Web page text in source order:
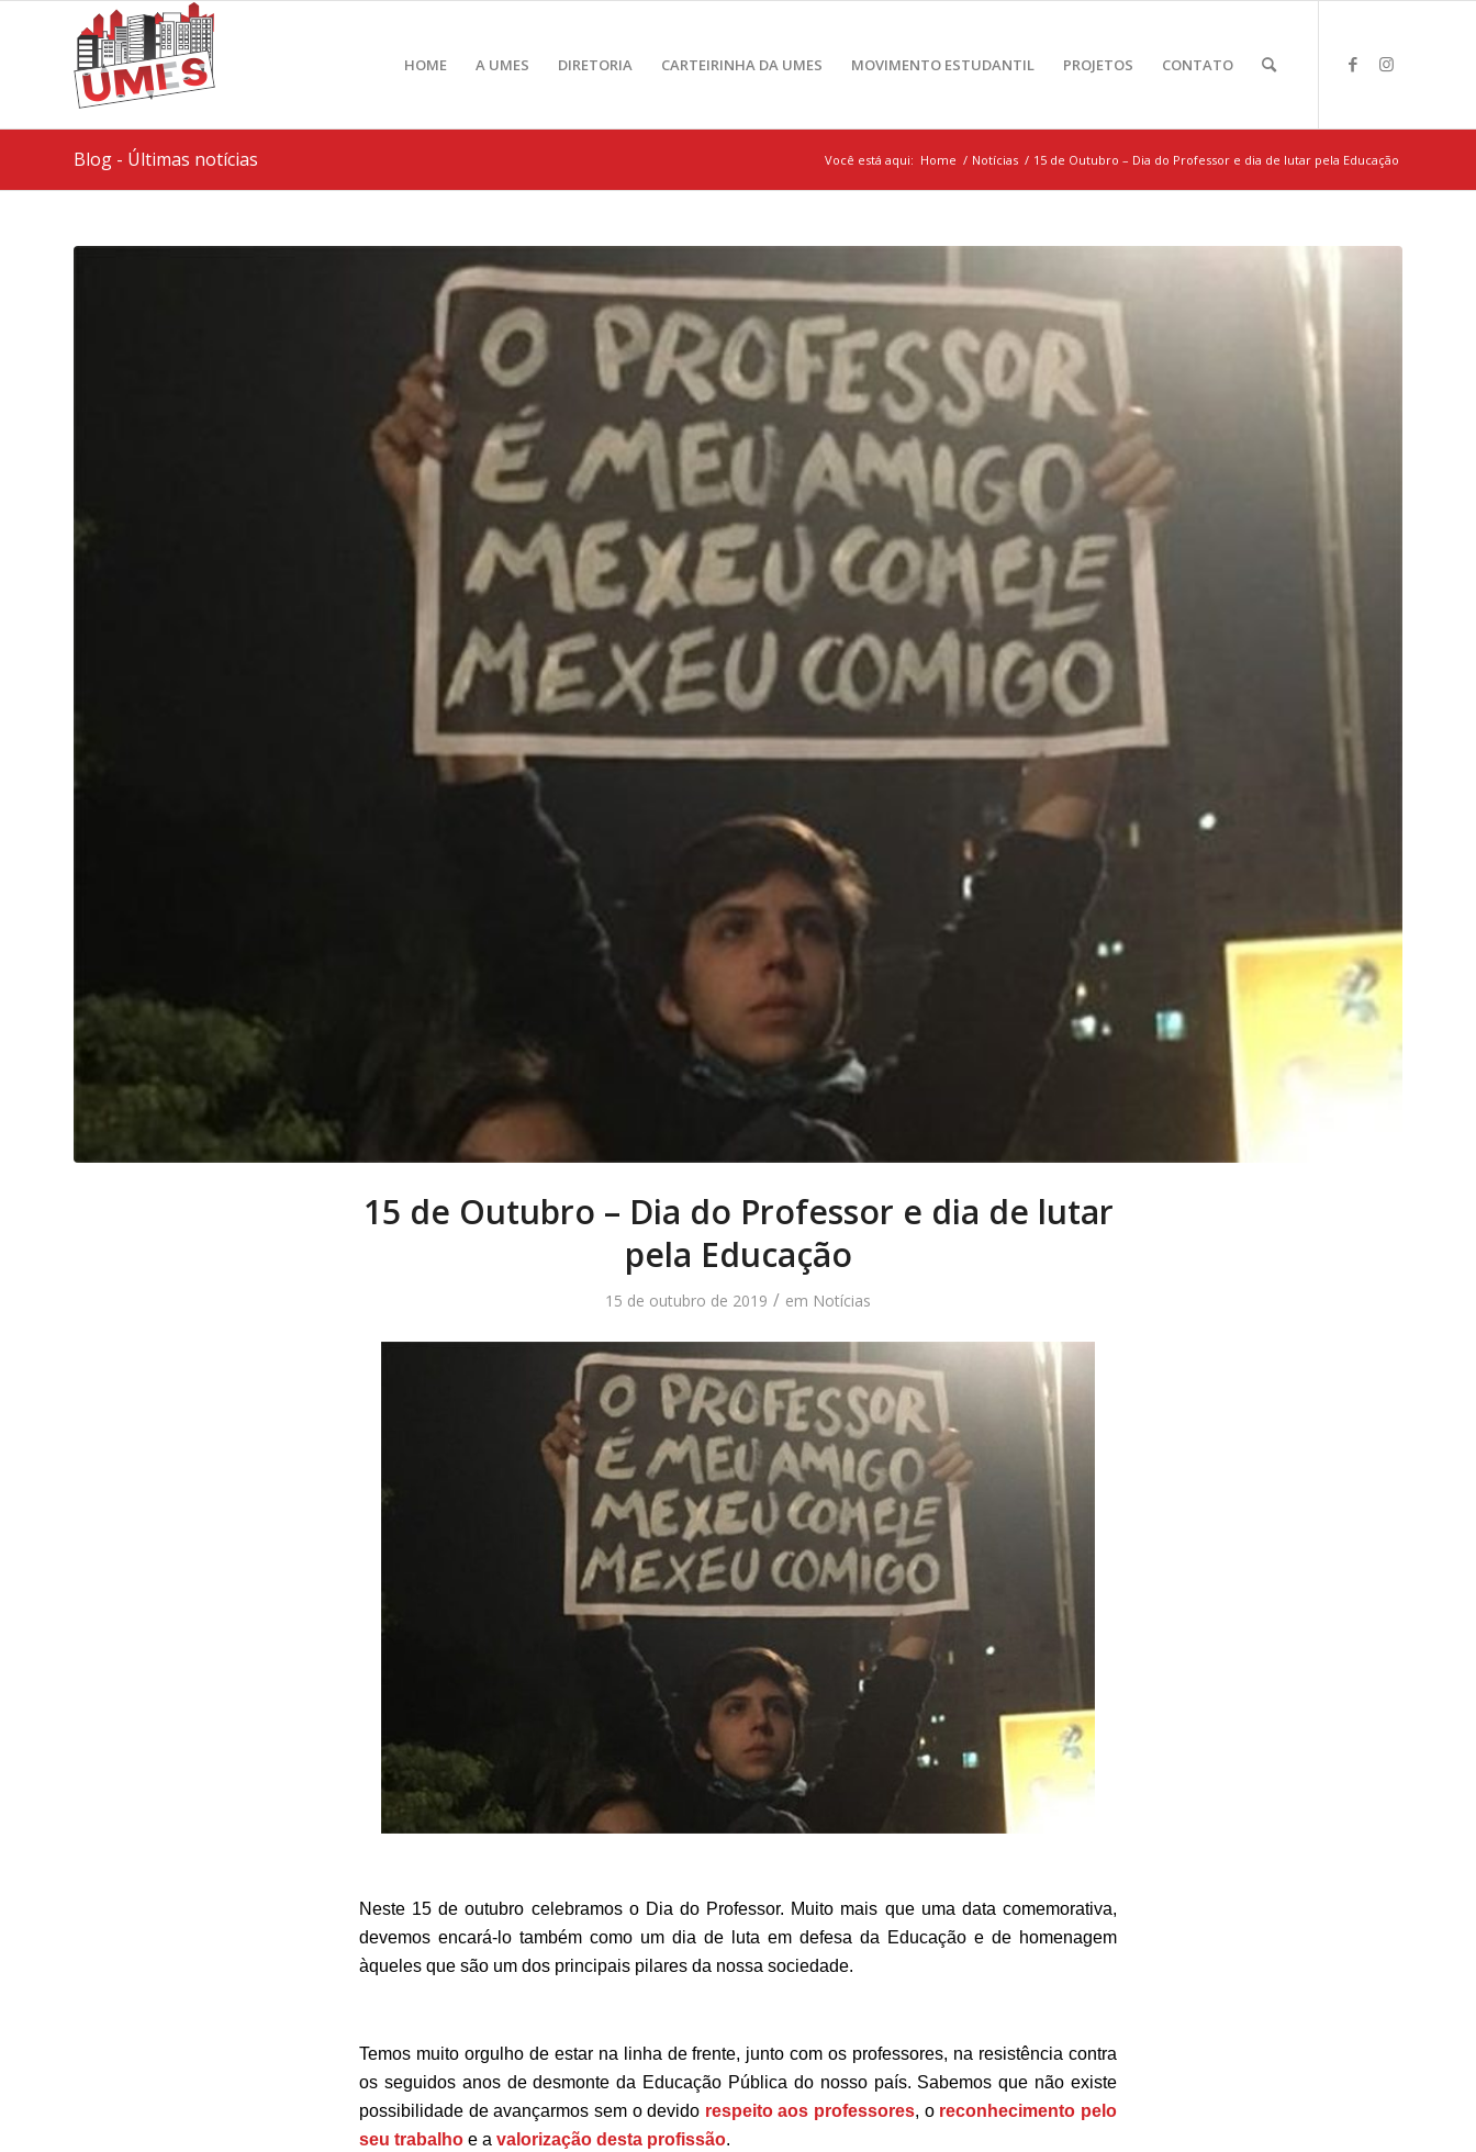
HOME A UMES DIRETORIA CARTEIRINHA DA UMES MOVIMENTO ESTUDANTIL PROJETOS CONTATO
Blog - Últimas notícias Você está aqui: Home / Notícias / 15 de Outubro – Dia do Professor e dia de lutar pela Educação
15 de Outubro – Dia do Professor e dia de lutar
pela Educação
15 de outubro de 2019 / em Notícias
Neste 15 de outubro celebramos o Dia do Professor. Muito mais que uma data comemorativa,
devemos encará-lo também como um dia de luta em defesa da Educação e de homenagem
àqueles que são um dos principais pilares da nossa sociedade.
Temos muito orgulho de estar na linha de frente, junto com os professores, na resistência contra
os seguidos anos de desmonte da Educação Pública do nosso país. Sabemos que não existe
possibilidade de avançarmos sem o devido respeito aos professores, o reconhecimento pelo
seu trabalho e a valorização desta profissão.